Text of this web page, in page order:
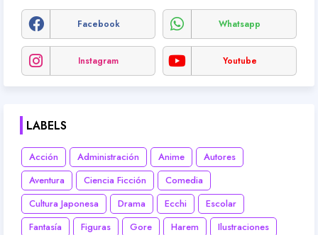
Facebook Whatsapp
Instagram Youtube
LABELS
Acción Administración Anime
Autores
Aventura
Ciencia Ficción
Comedia
Cultura Japonesa
Drama Ecchi
Escolar
Fantasía
Figuras Gore Harem
Ilustraciones